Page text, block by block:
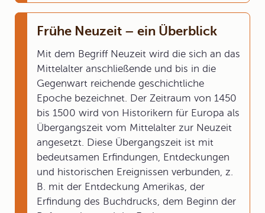
Frühe Neuzeit – ein Überblick
Mit dem Begriff Neuzeit wird die sich an das
Mittelalter anschließende und bis in die
Gegenwart reichende geschichtliche
Epoche bezeichnet. Der Zeitraum von 1450
bis 1500 wird von Historikern für Europa als
Übergangszeit vom Mittelalter zur Neuzeit
angesetzt. Diese Übergangszeit ist mit
bedeutsamen Erfindungen, Entdeckungen
und historischen Ereignissen verbunden, z.
B. mit der Entdeckung Amerikas, der
Erfindung des Buchdrucks, dem Beginn der